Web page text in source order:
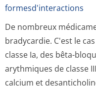
formesd'interactions
De nombreux
bradycardie. C'est le
classe Ia, des bêta-
arythmiques de classe
calcium et